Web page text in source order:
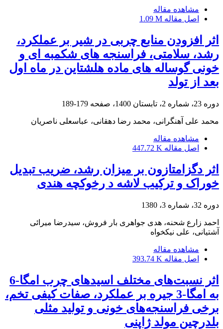
مشاهده مقاله
اصل مقاله 1.09 M
اثر افزودن منابع چربی در شیر بر عملکرد،
رشد، سلامتی، فراسنجه های شکمبه ای و
خونی گوساله های ماده هلشتاین در ماه اول
بعد از تولد
دوره 23، شماره 2، تابستان 1400، صفحه 179-189
محمد علی آهنگرانی، محمد رضا دهقانی، عباسعلی ناصریان
مشاهده مقاله
اصل مقاله 447.72 K
اثر دگزامتازون بر میزان رشد، ضریب تبدیل
خوراک و ترکیب لاشه د رخوکچه هندی
دوره 32، شماره 3، 1380
احمد زارع شحنه، هدی جواهری بار فروش، سیدرضا میرائی
آشتیانی، علی نیکخواه
مشاهده مقاله
اصل مقاله 393.74 K
اثر نسبت‌های مختلف اسیدهای چرب امگا-6
به امگا-3 جیره بر عملکرد، صفات کیفی تخم،
برخی فراسنجه‌های خونی و تولید مثلی
بلدرچین مولد ژاپنی